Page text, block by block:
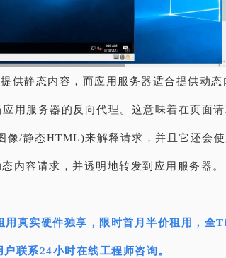
供静态内容，而应用服务器适合提供动态
用服务器的反向代理。这意味着在页面请
像/静态HTML)来解释请求，并且它还会
内容请求，并透明地转发到应用服务器。
真实硬件独享，限时首月半价租用，全
联系24小时在线工程师咨询。